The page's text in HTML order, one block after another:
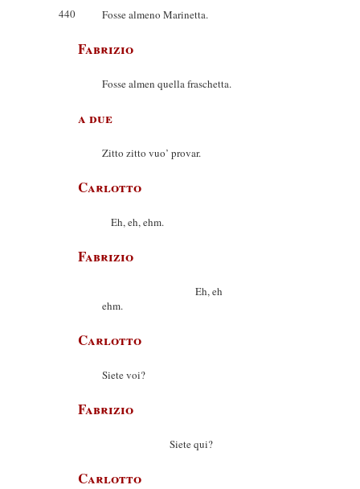
440 Fosse almeno Marinetta.
Fabrizio
Fosse almen quella fraschetta.
a due
Zitto zitto vuo’ provar.
Carlotto
Eh, eh, ehm.
Fabrizio
Eh, eh
ehm.
Carlotto
Siete voi?
Fabrizio
Siete qui?
Carlotto